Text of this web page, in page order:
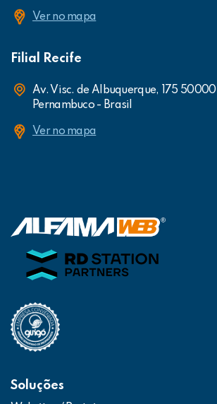
Ver no mapa
Filial Recife
Av. Visc. de Albuquerque, 175
Pernambuco - Brasil
Ver no mapa
Soluções